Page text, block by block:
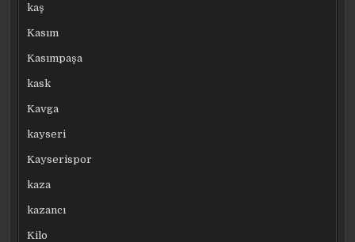
kaş
Kasım
Kasımpaşa
kask
Kavga
kayseri
Kayserispor
kaza
kazancı
Kilo